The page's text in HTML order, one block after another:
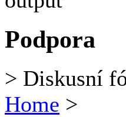
Podpora
> Diskusní
Home >